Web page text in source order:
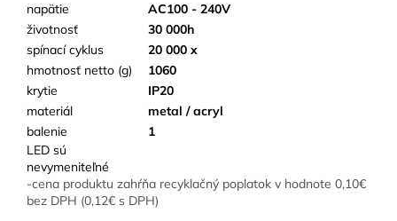
napätie
AC100 - 240V
životnosť
30 000h
spínací cyklus
20 000 x
hmotnosť netto (g)
1060
krytie
IP20
materiál
metal / acryl
balenie
1
LED sú
nevymeniteľné
-cena produktu zahŕňa recyklačný poplatok v hodnote 0,10€
bez DPH (0,12€ s DPH)